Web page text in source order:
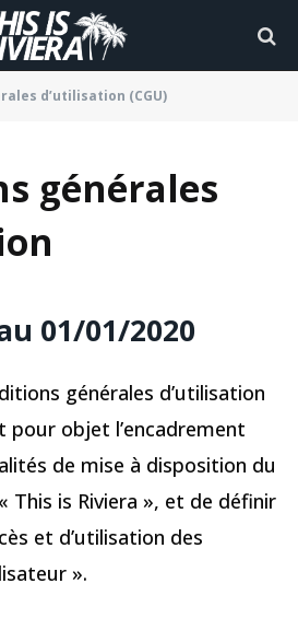
d’utilisation (CGU)
générales
01/01/2020
générales d’utilisation
pour objet l’encadrement
de mise à disposition du
This is Riviera », et de définir
et d’utilisation des
».